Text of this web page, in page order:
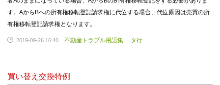
す。AからBへの所有権移転登記請求権に代位する場合、代位原因は売買の所
有権移転登記請求権となります。
2019-09-26 16:40 不動産トラブル用語集 タ行
買い替え交換特例